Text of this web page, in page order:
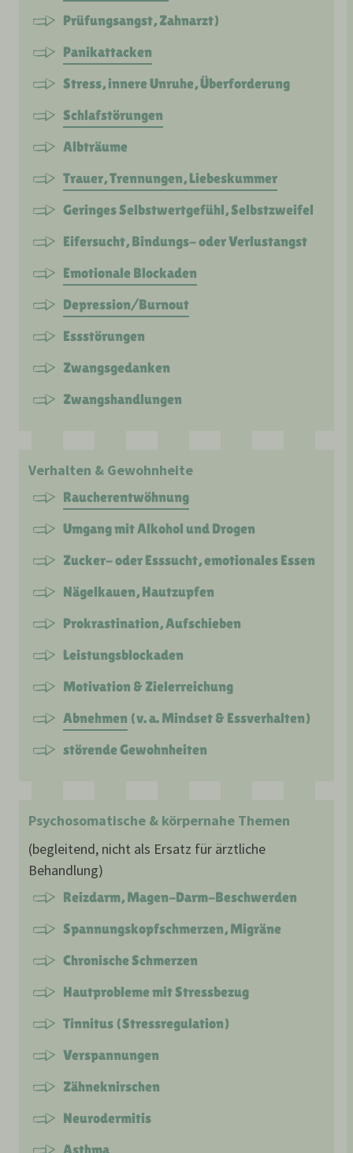
Prüfungsangst, Zahnarzt)
Panikattacken
Stress, innere Unruhe, Überforderung
Schlafstörungen
Albträume
Trauer, Trennungen, Liebeskummer
Geringes Selbstwertgefühl, Selbstzweifel
Eifersucht, Bindungs- oder Verlustangst
Emotionale Blockaden
Depression/Burnout
Essstörungen
Zwangsgedanken
Zwangshandlungen
Verhalten & Gewohnheite
Raucherentwöhnung
Umgang mit Alkohol und Drogen
Zucker- oder Esssucht, emotionales Essen
Nägelkauen, Hautzupfen
Prokrastination, Aufschieben
Leistungsblockaden
Motivation & Zielerreichung
Abnehmen (v. a. Mindset & Essverhalten)
störende Gewohnheiten
Psychosomatische & körpernahe Themen
(begleitend, nicht als Ersatz für ärztliche
Behandlung)
Reizdarm, Magen-Darm-Beschwerden
Spannungskopfschmerzen, Migräne
Chronische Schmerzen
Hautprobleme mit Stressbezug
Tinnitus (Stressregulation)
Verspannungen
Zähneknirschen
Neurodermitis
Asthma